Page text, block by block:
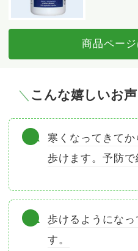
商品ペー
こんな嬉しいお
寒くなってきて
歩けます。予防で
歩けるようにな
す。